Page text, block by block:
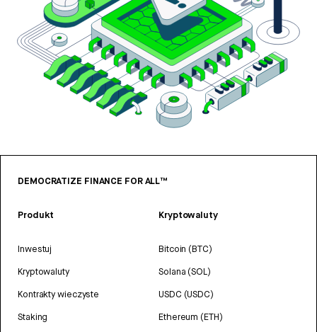
DEMOCRATIZE FINANCE FOR ALL™
Produkt
Inwestuj
Kryptowaluty
Kontrakty wieczyste
Staking
Kryptowaluty
Bitcoin (BTC)
Solana (SOL)
USDC (USDC)
Ethereum (ETH)